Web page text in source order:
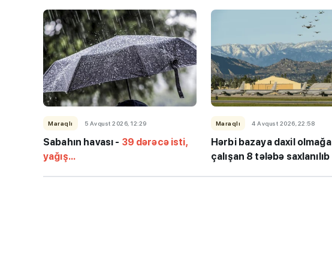
Maraqlı 5 Avqust 2026, 12:29
Sabahın havası - 39 dərəcə isti,
yağış...
Maraqlı 4 Avqust 2026, 22:58
Hərbi bazaya daxil olmağa
çalışan 8 tələbə saxlanılıb
“Həftənin təhsil icmalı”- MİQ,
lisey seçimi, bağçalar və qəbul
imtahanları...